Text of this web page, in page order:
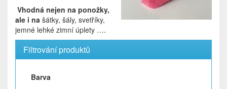
Vhodná nejen na ponožky,
ale i na šátky, šály, svetříky,
jemné lehké zimní úplety ….
Filtrování produktů
Barva